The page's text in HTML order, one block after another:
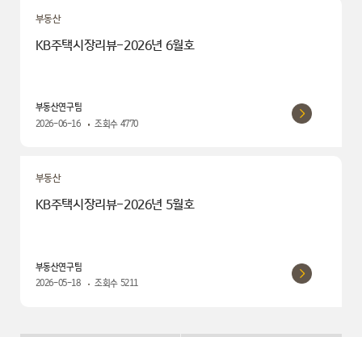
부동산
KB주택시장리뷰-2026년 6월호
부동산연구팀
2026-06-16
조회수 4770
부동산
KB주택시장리뷰-2026년 5월호
부동산연구팀
2026-05-18
조회수 5211